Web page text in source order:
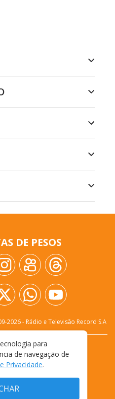
DE PESOS
2026- Rádio e Televisão Record S.A
PRIVACIDADE
DE USO
para
de navegação de
Privacidade.